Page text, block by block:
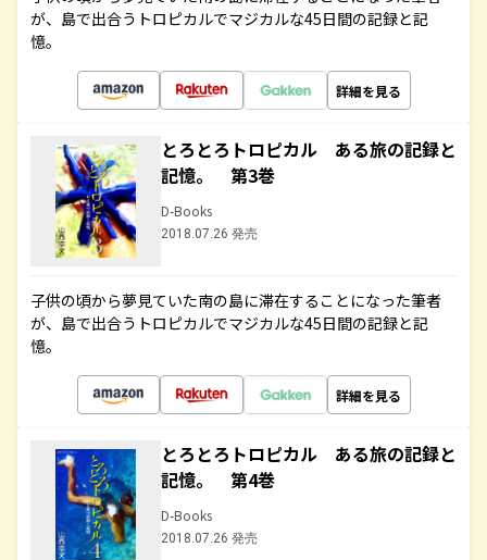
が、島で出合うトロピカルでマジカルな45日間の記録と記
憶。
詳細を見る
とろとろトロピカル ある旅の記録と
記憶。 第3巻
D-Books
2018.07.26 発売
子供の頃から夢見ていた南の島に滞在することになった筆者
が、島で出合うトロピカルでマジカルな45日間の記録と記
憶。
詳細を見る
とろとろトロピカル ある旅の記録と
記憶。 第4巻
D-Books
2018.07.26 発売